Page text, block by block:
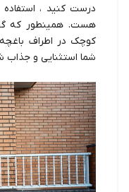
درست کنید ، استفاده
هست. همینطور که
کوچک در اطراف
شما استثنایی و جذاب